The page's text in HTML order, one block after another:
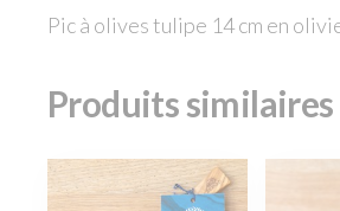
Pic à olives tulipe 14 cm en
Produits similaires